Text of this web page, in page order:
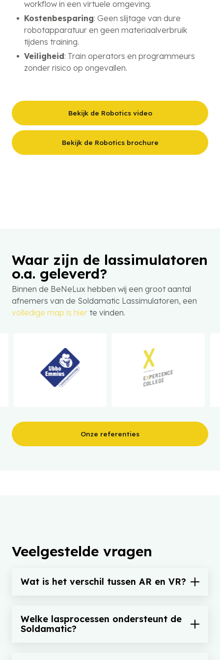
workflow in een virtuele omgeving.
Kostenbesparing: Geen slijtage van dure
robotapparatuur en geen materiaalverbruik
tijdens training.
Veiligheid: Train operators en programmeurs
zonder risico op ongevallen.
Bekijk de Robotics video
Bekijk de Robotics brochure
Waar zijn de lassimulatoren
o.a. geleverd?
Binnen de BeNeLux hebben wij een groot aantal
afnemers van de Soldamatic Lassimulatoren, een
volledige map is hier te vinden.
Onze referenties
Veelgestelde vragen
Wat is het verschil tussen AR en VR?
Welke lasprocessen ondersteunt de
Soldamatic?